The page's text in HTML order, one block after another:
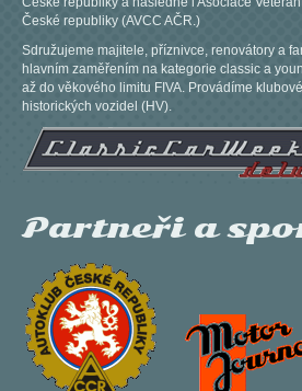
České republiky (AVCC AČR.)
Sdružujeme majitele, příznivce, renovátory a
hlavním zaměřením na kategorie classic a
až do věkového limitu FIVA. Provádíme
historických vozidel (HV).
Partneři a